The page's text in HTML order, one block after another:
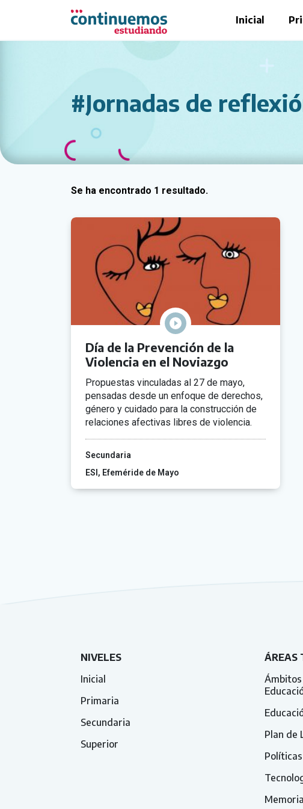
Saltar al contenido principal
Inicial
#Jornadas de
Se ha encontrado 1 resultado.
Día de la Prevención de la
Violencia en el Noviazgo
Propuestas vinculadas al 27 de mayo,
pensadas desde un enfoque de derechos,
género y cuidado para la construcción de
relaciones afectivas libres de violencia.
Secundaria
ESI
Efeméride de Mayo
NIVELES
Inicial
Primaria
Secundaria
Superior
ÁREAS
Plan de